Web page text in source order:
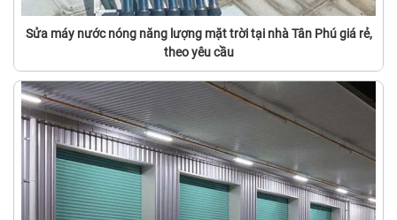
Sửa máy nước nóng năng lượng mặt trời tại nhà Tân Phú giá rẻ,
theo yêu cầu